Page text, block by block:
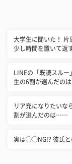
大学生に聞いた！
少し時間を置いて返
LINEの「既読スル
生の6割が選んだの
リア充になりたいな
割が選んだのは……
実は◯◯NG!? 彼氏と